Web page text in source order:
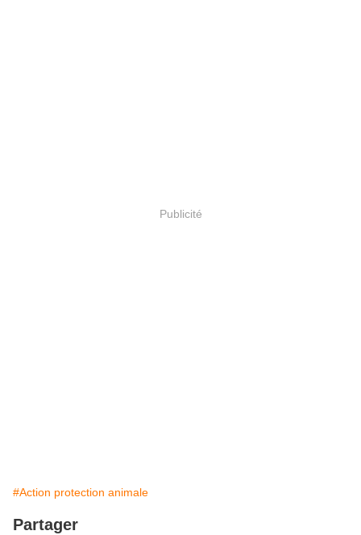
Publicité
#Action protection animale
Partager